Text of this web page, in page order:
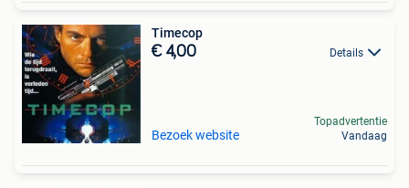
Timecop
€ 4,00 Details
Bezoek website
Topadvertentie
Vandaag